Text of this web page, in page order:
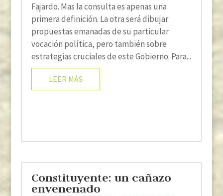
Fajardo. Mas la consulta es apenas una
primera definición. La otra será dibujar
propuestas emanadas de su particular
vocación política, pero también sobre
estrategias cruciales de este Gobierno. Para...
LEER MÁS
Constituyente: un cañazo
envenenado